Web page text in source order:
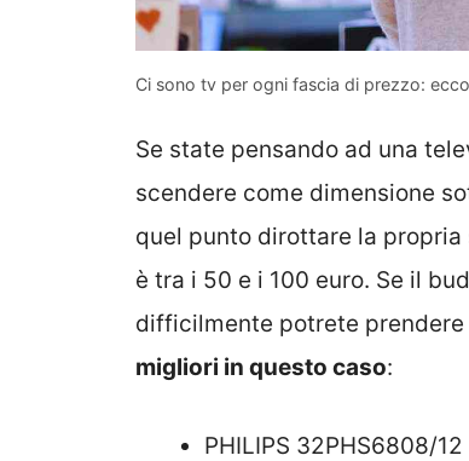
Ci sono tv per ogni fascia di prezzo:
Se state pensando ad una
scendere come dimensione
quel punto dirottare la
è tra i 50 e i 100 euro. Se il
difficilmente potrete
migliori in questo caso:
PHILIPS 32PHS6808/